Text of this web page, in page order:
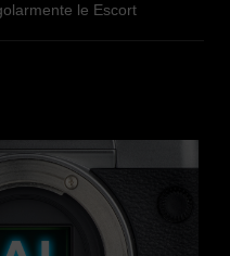
le Escort